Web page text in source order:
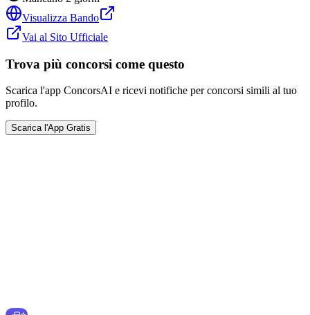
Visualizza Bando
Vai al Sito Ufficiale
Trova più concorsi come questo
Scarica l'app ConcorsAI e ricevi notifiche per concorsi simili al tuo
profilo.
Scarica l'App Gratis